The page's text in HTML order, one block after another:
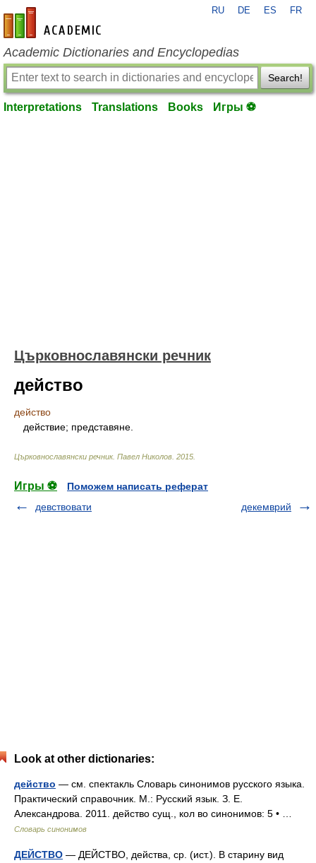
en-academic.com
RU DE ES FR
Academic Dictionaries and Encyclopedias
Search!
Interpretations Translations Books Игры ⚽
Църковнославянски речник
действо
действо
действие; представяне.
Църковнославянски речник. Павел Николов 2015
Игры ⚽
Поможем написать реферат
девствовати
декемврий
Look at other dictionaries:
действо — см. спектакль Словарь синонимов русского языка.
Практический справочник. М.: Русский язык. З. Е.
Александрова. 2011. действо сущ., кол во синонимов: 5 • …
Словарь синонимов
ДЕЙСТВО — ДЕЙСТВО, действа, ср. (ист.). В старину вид